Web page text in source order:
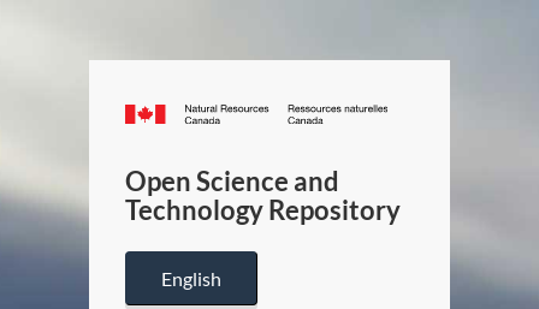
Canada.ca
/
Canada
Open Science and
Technology Repository
English